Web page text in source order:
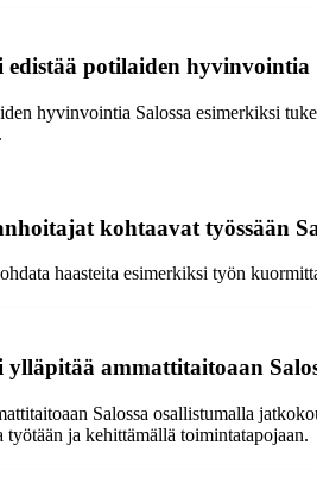
potilaiden hyvinvointia
hyvinvointia Salossa esimerkiksi
kohtaavat työssään
haasteita esimerkiksi työn
ammattitaitoaan
Salossa osallistumalla
työtään ja kehittämällä toimintatapojaan.